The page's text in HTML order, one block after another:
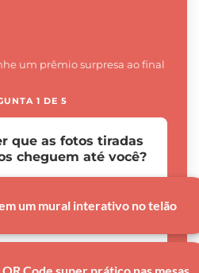
um prêmio surpresa ao final
1 DE 5
que as fotos tiradas
cheguem até você?
um mural interativo no telão